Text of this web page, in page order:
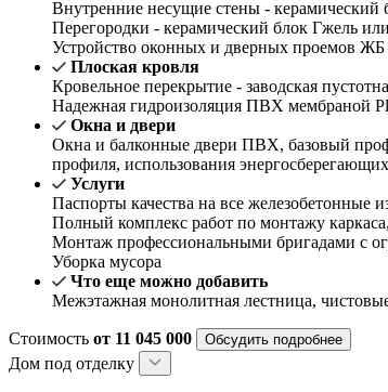
Внутренние несущие стены - керамический
Перегородки - керамический блок Гжель
Устройство оконных и дверных проемов ЖБ
Плоская кровля
Кровельное перекрытие - заводская
Надежная гидроизоляция ПВХ мембраной
Окна и двери
Окна и балконные двери ПВХ, базовый
профиля, использования
Услуги
Паспорты качества на все железобетонные
Полный комплекс работ по монтажу
Монтаж профессиональными бригадами с
Уборка мусора
Что еще можно добавить
Межэтажная монолитная лестница,
Стоимость от 11 045 000 Обсудить подробнее
Дом под отделку